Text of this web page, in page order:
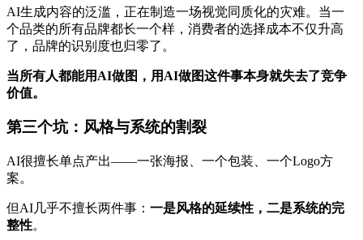
AI生成内容的泛滥，正在制造一场视觉同质化的灾难。当一
个品类的所有品牌都长一个样，消费者的选择成本不仅升高
了，品牌的识别度也归零了。
当所有人都能用AI做图，用AI做图这件事本身就失去了竞争
价值。
第三个坑：风格与系统的割裂
AI很擅长单点产出——一张海报、一个包装、一个Logo方
案。
但AI几乎不擅长两件事： 一是风格的延续性，二是系统的完
整性。